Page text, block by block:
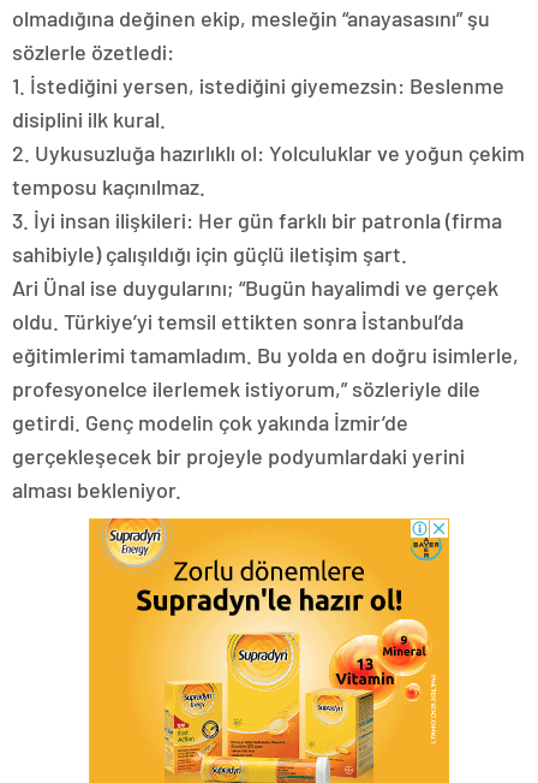
olmadığına değinen ekip, mesleğin “anayasasını” şu
sözlerle özetledi:
1.⁠ ⁠İstediğini yersen, istediğini giyemezsin: Beslenme
disiplini ilk kural.
2.⁠ ⁠Uykusuzluğa hazırlıklı ol: Yolculuklar ve yoğun çekim
temposu kaçınılmaz.
3.⁠ ⁠İyi insan ilişkileri: Her gün farklı bir patronla (firma
sahibiyle) çalışıldığı için güçlü iletişim şart.
Ari Ünal ise duygularını; “Bugün hayalimdi ve gerçek
oldu. Türkiye’yi temsil ettikten sonra İstanbul’da
eğitimlerimi tamamladım. Bu yolda en doğru isimlerle,
profesyonelce ilerlemek istiyorum,” sözleriyle dile
getirdi. Genç modelin çok yakında İzmir’de
gerçekleşecek bir projeyle podyumlardaki yerini
alması bekleniyor.